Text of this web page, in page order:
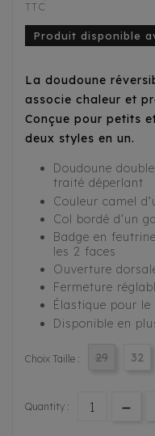
TTC
Produit disponible
La doudoune
associe chaleur et
Conçue pour petits
deux styles en un.
Doudoune
traité déperlant
Couleur camel
Col bordé d’un
Badge en
les 2 faces
Ouverture
Fermeture
Élastique pour
Disponible en
Choix Taille : 29 32
Quantity :